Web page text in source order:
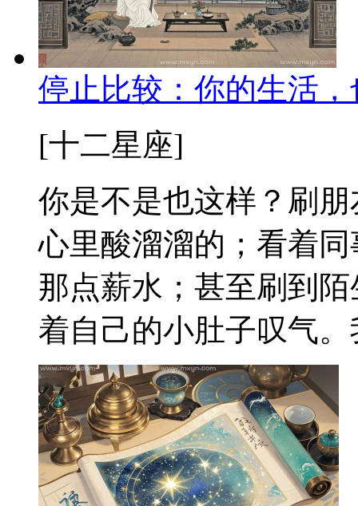
停止比较：你的生活
[十二星座]
你是不是也这样？刷
心里酸溜溜的；看着
那点薪水；甚至刷到
着自己的小肚子叹气